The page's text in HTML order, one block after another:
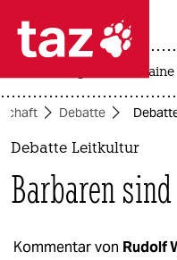
 taz
taz
politik
öko
krieg in der ukraine
Debatte
Debatte Leitkultur
Barbaren
Kommentar von Rudolf